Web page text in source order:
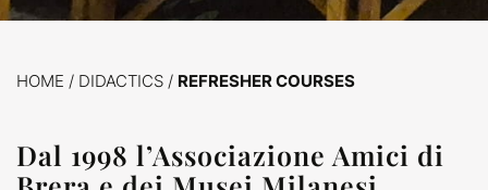
HOME / DIDACTICS / REFRESHER COURSES
Dal 1998 l’Associazione Amici di